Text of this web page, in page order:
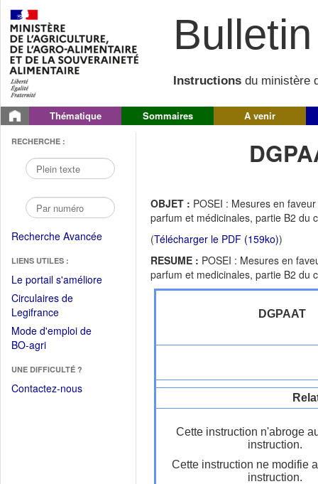
Instructions du ministère
Thématique Sommaires A venir
RECHERCHE :
Recherche Avancée
LIENS UTILES :
Le portail s'améliore(Fichier
Circulaires de
Legifrance(Ouvrir
dans
une
fenêtre)
Mode d'emploi de
BO-agri(Ouvrir
une
nouvelle
UNE DIFFICULTÉ ?
Contactez-nous
OBJET : POSEI : Mesures en
parfum et médicinales, partie B2 du
(Télécharger le PDF (159ko))
RESUME : POSEI : Mesures en
parfum et medicinales, partie B2 du
DGPAAT
Cette instruction n'abroge
instruction.
Cette instruction ne modifie
instruction.